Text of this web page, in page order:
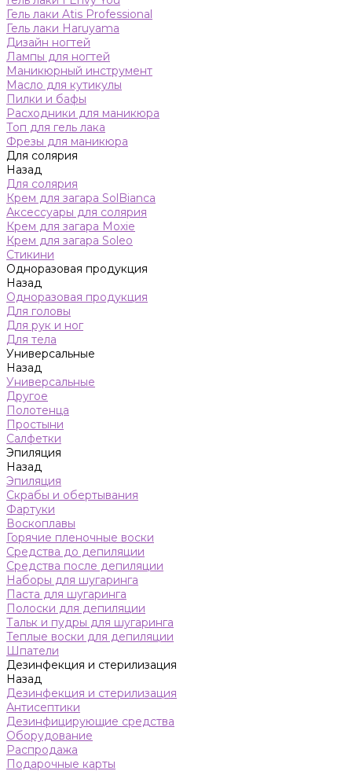
Гель лаки Atis Professional
Гель лаки Haruyama
Дизайн ногтей
Лампы для ногтей
Маникюрный инструмент
Масло для кутикулы
Пилки и бафы
Расходники для маникюра
Топ для гель лака
Фрезы для маникюра
Для солярия
Назад
Для солярия
Крем для загара SolBianca
Аксессуары для солярия
Крем для загара Moxie
Крем для загара Soleo
Стикини
Одноразовая продукция
Назад
Одноразовая продукция
Для головы
Для рук и ног
Для тела
Универсальные
Назад
Универсальные
Другое
Полотенца
Простыни
Салфетки
Эпиляция
Назад
Эпиляция
Скрабы и обертывания
Фартуки
Воскоплавы
Горячие пленочные воски
Средства до депиляции
Средства после депиляции
Наборы для шугаринга
Паста для шугаринга
Полоски для депиляции
Тальк и пудры для шугаринга
Теплые воски для депиляции
Шпатели
Дезинфекция и стерилизация
Назад
Дезинфекция и стерилизация
Антисептики
Дезинфицирующие средства
Оборудование
Распродажа
Подарочные карты